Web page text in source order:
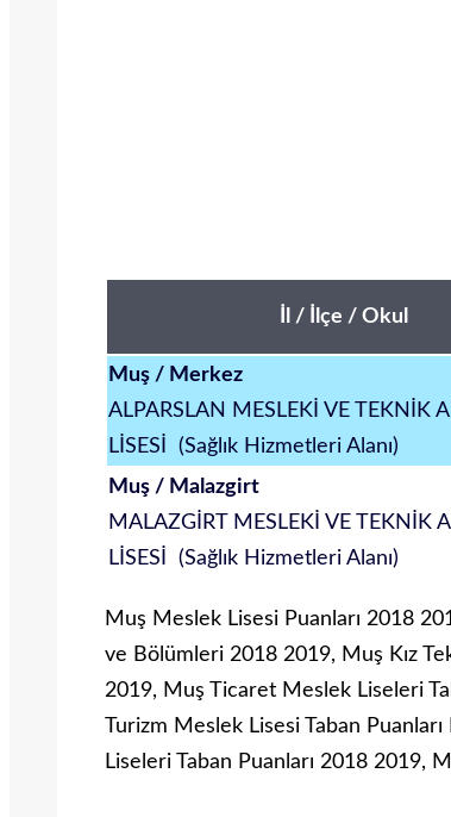
İl / İlçe / Okul
Muş / Merkez
ALPARSLAN MESLEKİ VE TEKNİK
LİSESİ (Sağlık Hizmetleri Alanı)
Muş / Malazgirt
MALAZGİRT MESLEKİ VE TEKNİK
LİSESİ (Sağlık Hizmetleri Alanı)
Muş Meslek Lisesi Puanları 2018
ve Bölümleri 2018 2019, Muş Kız
2019, Muş Ticaret Meslek Liseleri
Turizm Meslek Lisesi Taban
Liseleri Taban Puanları 2018 2019,